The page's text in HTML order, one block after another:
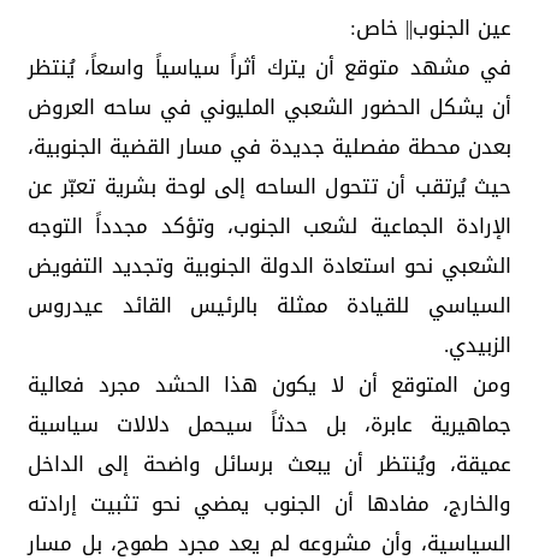
عين الجنوب|| خاص:
في مشهد متوقع أن يترك أثراً سياسياً واسعاً، يُنتظر
أن يشكل الحضور الشعبي المليوني في ساحه العروض
بعدن محطة مفصلية جديدة في مسار القضية الجنوبية،
حيث يُرتقب أن تتحول الساحه إلى لوحة بشرية تعبّر عن
الإرادة الجماعية لشعب الجنوب، وتؤكد مجدداً التوجه
الشعبي نحو استعادة الدولة الجنوبية وتجديد التفويض
السياسي للقيادة ممثلة بالرئيس القائد عيدروس
الزبيدي.
ومن المتوقع أن لا يكون هذا الحشد مجرد فعالية
جماهيرية عابرة، بل حدثاً سيحمل دلالات سياسية
عميقة، ويُنتظر أن يبعث برسائل واضحة إلى الداخل
والخارج، مفادها أن الجنوب يمضي نحو تثبيت إرادته
السياسية، وأن مشروعه لم يعد مجرد طموح، بل مسار